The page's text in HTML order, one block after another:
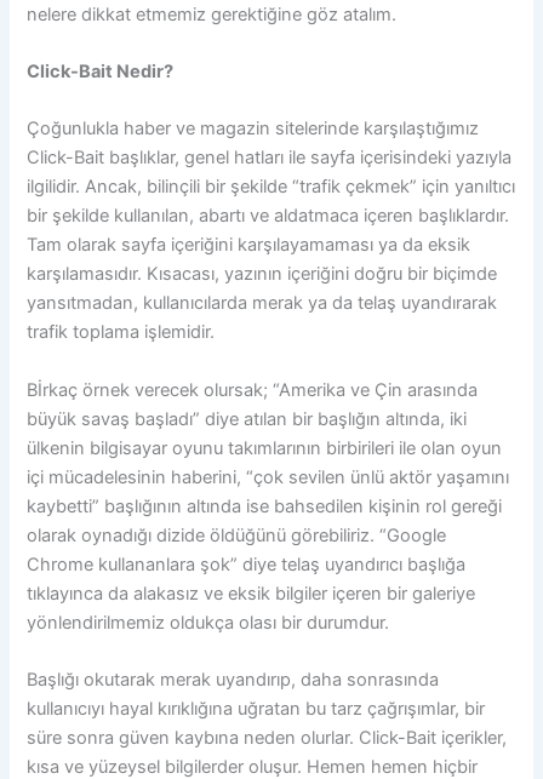
nelere dikkat etmemiz gerektiğine göz atalım.
Click-Bait Nedir?
Çoğunlukla haber ve magazin sitelerinde karşılaştığımız
Click-Bait başlıklar, genel hatları ile sayfa içerisindeki yazıyla
ilgilidir. Ancak, bilinçili bir şekilde “trafik çekmek” için yanıltıcı
bir şekilde kullanılan, abartı ve aldatmaca içeren başlıklardır.
Tam olarak sayfa içeriğini karşılayamaması ya da eksik
karşılamasıdır. Kısacası, yazının içeriğini doğru bir biçimde
yansıtmadan, kullanıcılarda merak ya da telaş uyandırarak
trafik toplama işlemidir.
Bİrkaç örnek verecek olursak; “Amerika ve Çin arasında
büyük savaş başladı” diye atılan bir başlığın altında, iki
ülkenin bilgisayar oyunu takımlarının birbirileri ile olan oyun
içi mücadelesinin haberini, “çok sevilen ünlü aktör yaşamını
kaybetti” başlığının altında ise bahsedilen kişinin rol gereği
olarak oynadığı dizide öldüğünü görebiliriz. “Google
Chrome kullananlara şok” diye telaş uyandırıcı başlığa
tıklayınca da alakasız ve eksik bilgiler içeren bir galeriye
yönlendirilmemiz oldukça olası bir durumdur.
Başlığı okutarak merak uyandırıp, daha sonrasında
kullanıcıyı hayal kırıklığına uğratan bu tarz çağrışımlar, bir
süre sonra güven kaybına neden olurlar. Click-Bait içerikler,
kısa ve yüzeysel bilgilerder oluşur. Hemen hemen hiçbir